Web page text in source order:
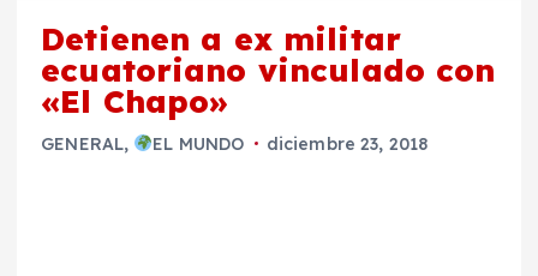
Detienen a ex militar
ecuatoriano vinculado con
«El Chapo»
GENERAL, EL MUNDO diciembre 23, 2018